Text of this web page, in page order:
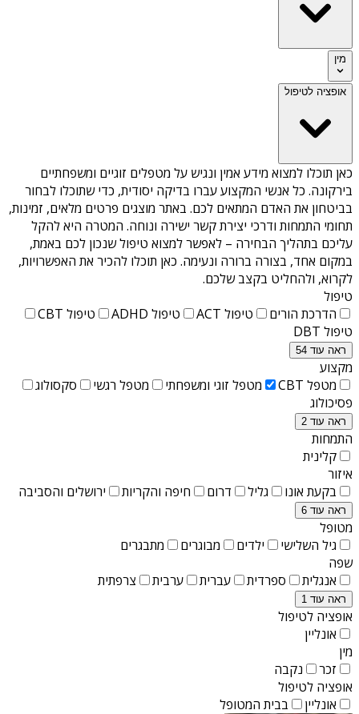
מין
אופציה לטיפול
כאן תוכלו למצוא מידע אמין ונגיש על מטפלים זוגיים ומשפחתיים
בירקונה. כל אנשי המקצוע עברו בדיקה יסודית, כדי שתוכלו לבחור
בביטחון את האדם המתאים לכם. באתר מוצגים פרטים מלאים, זמינות,
תחומי התמחות ודרכי יצירת קשר ישירה ונוחה. המטרה היא להקל
עליכם בתהליך הבחירה – לאפשר למצוא טיפול שנכון לכם באמת,
במקום אחד, בצורה ברורה ונעימה. כאן תוכלו להכיר את האפשרויות,
לקרוא, ולהחליט בקצב שלכם.
טיפול
הדרכת הורים
טיפול ACT טיפול ADHD
טיפול CBT
טיפול DBT
ראה עוד 54
מקצוע
מטפל CBT
מטפל זוגי ומשפחתי מטפל רגשי
סקסולוג
פסיכולוג
ראה עוד 2
התמחות
קלינית
איזור
בקעת אונו
גליל דרום חיפה והקריות ירושלים והסביבה
ראה עוד 6
מטופל
גיל השלישי
ילדים מבוגרים
מתבגרים
שפה
אנגלית
ספרדית עברית ערבית צרפתית
ראה עוד 1
אופציה לטיפול
אונליין
מין
זכר
נקבה
אופציה לטיפול
אונליין
בבית המטופל